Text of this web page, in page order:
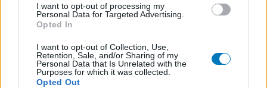
I want to opt-out of processing my
Personal Data for Targeted Advertising.
Opted In
I want to opt-out of Collection, Use,
Retention, Sale, and/or Sharing of my
Personal Data that Is Unrelated with the
Purposes for which it was collected.
Opted Out